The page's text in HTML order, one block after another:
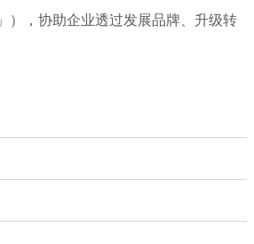
」），协助企业透过发展品牌、升级转